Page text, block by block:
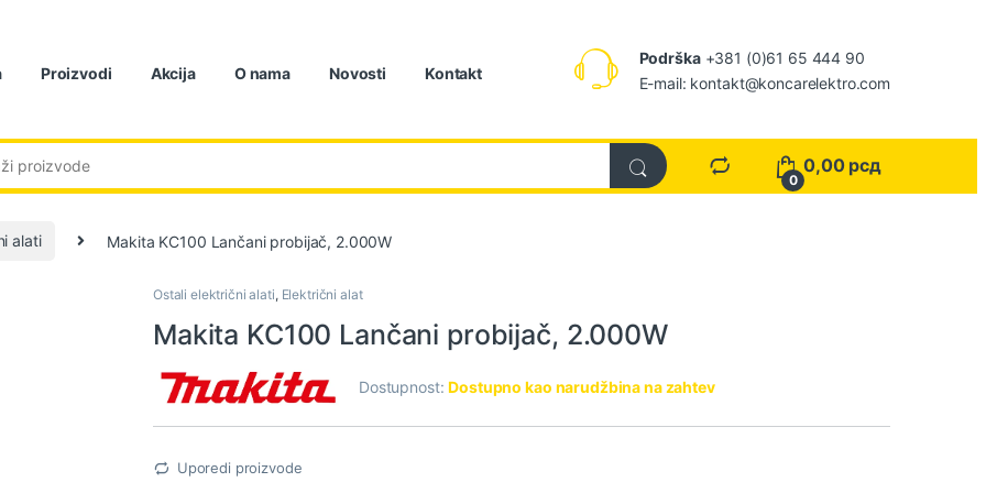
Proizvodi Akcija O nama Novosti Kontakt
Podrška+381 (0)61 65 444 90
E-mail: kontakt@koncarelektro.com
0
0,00 рсд
alati Makita KC100 Lančani probijač, 2.000W
Ostali električni alati, Električni alat
Makita KC100 Lančani probijač, 2.000W
Dostupnost:Dostupno kao narudžbina na zahtev
Uporedi proizvode